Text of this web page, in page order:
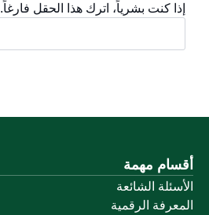
إذا كنت بشرياً، اترك هذا الحقل فارغاً.
أقسام مهمة
الأسئلة الشائعة
المعرفة الرقمية